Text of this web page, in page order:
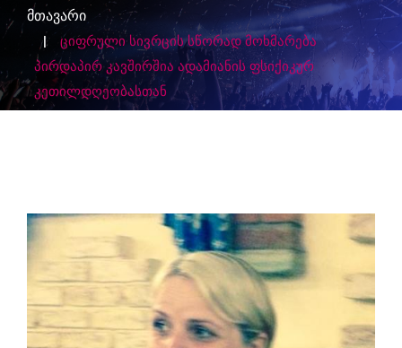
მთავარი
ციფრული სივრცის სწორად მოხმარება
პირდაპირ კავშირშია ადამიანის ფსიქიკურ
კეთილდღეობასთან